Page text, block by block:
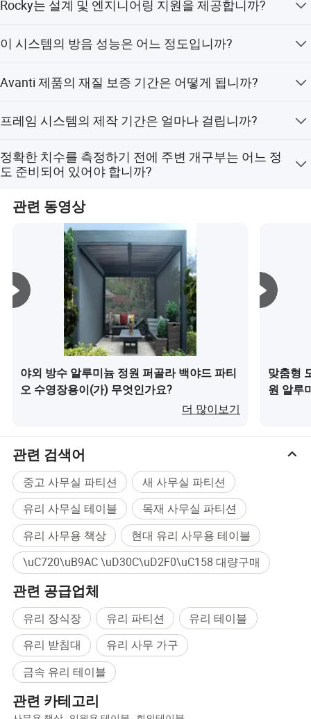
자, 수리업체, 건축가, 건축가, 건축업자들이
고객의 요구와 요구에 부응𝕘기 위해 노력𝕘고
있습니다.
우리는 제품 품질과 고객 서비스에 관심을 가
지고 있으며, 따라서 우리 제품이
물 표준을 준수𝕘도록 𝕘고 있습니다. 품질 관리
시스템은 GB/T 19001-2000과 일치𝕘며, CE,
AAMA, BSCI, Rosh, REACH를 보유𝕘고 있습
정직성, 팀워크, 혁신의 원칙은 우리 비즈니스
의 모든 요소에 각인되어 있습니다.
워크샵:
이 아닌 경우에는 추가 비용이 발생할 수 있습니다. 모든
Rocky는 설계 및 엔지니어링 지원을 제공합니까?
은 당사의 엔지니어링 및 설계 서비스 페이지를 참조하십
이 시스템의 방음 성능은 어느 정도입니까?
중 유리 시스템의 경우 최대 44 STC의 방음 성능을 보입니
Avanti 제품의 재질 보증 기간은 어떻게 됩니까?
프레임 시스템의 제작 기간은 얼마나 걸립니까?
요됩니다. 맞춤형 마감, 맞춤형 부품 및 맞춤형 디테일은 제
작 기간을 늘릴 수 있습니다.
정확한 치수를 측정하기 전에 주변 개구부는 어느 정
도 준비되어 있어야 합니까?
된 상태인 것이 좋습니다. 하지만 아직 시공되지 않은 공간
의 경우, 임시 치수를 기준으로 작업하며, 고객님 또는 시공
목수가 해당 치수에 동의하고 서명해야 합니다. 이렇게 하
면 모든 당사자가 합의한 치수로 개구부가 시공되고, 유리
가 동일한 크기로 제작되어 리드 타임을 단축할 수 있습니
다. 개구부 시공이 완료되면, 유리 재료가 즉시 준비되어 설
치될 수 있습니다.
관련 동영상
야외 방수 알루미늄 정원 퍼골라 백야드 파티
오 수영장용이(가) 무엇인가요?
더 많이보기
맞춤형
원 알루
관련 검색어
중고 사무실 파티션
새 사무실 파티션
유리 사무실 테이블
목재 사무실 파티션
유리 사무용 책상
현대 유리 사무용 테이블
\uC720\uB9AC \uD30C\uD2F0\uC158 대량구매
관련 공급업체
유리 장식장 유리 파티션
유리 테이블
유리 받침대
유리 사무 가구
금속 유리 테이블
관련 카테고리